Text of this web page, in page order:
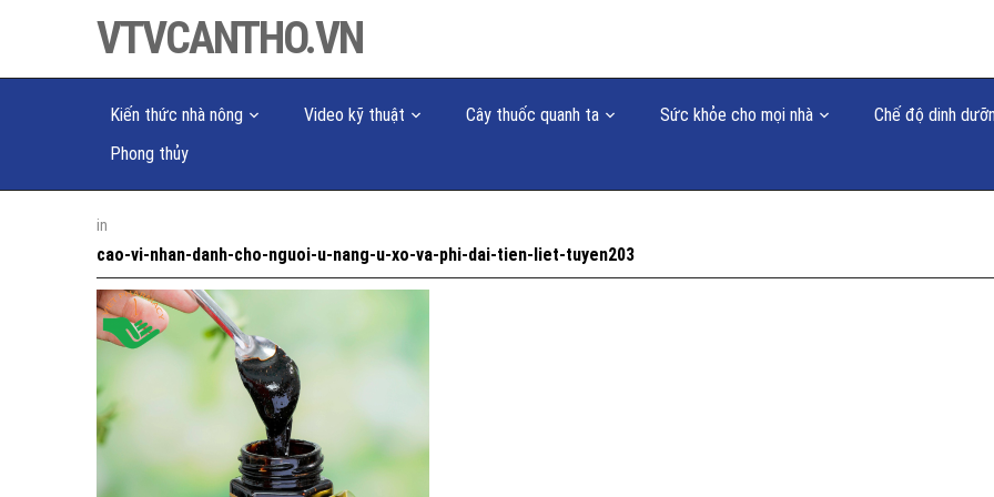
VTVCANTHO.VN
Kiến thức nhà nông Video kỹ thuật Cây thuốc quanh ta Sức khỏe cho mọi nhà
Chế độ dinh
Phong thủy
in
cao-vi-nhan-danh-cho-nguoi-u-nang-u-xo-va-phi-dai-tien-liet-tuyen203